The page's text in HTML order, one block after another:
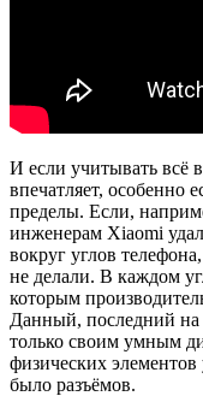
И если учитывать всё
впечатляет, особенно
пределы. Если,
инженерам Xiaomi
вокруг углов
не делали. В каждом
которым
Данный, последний на
только своим умным
физических
было разъёмов.